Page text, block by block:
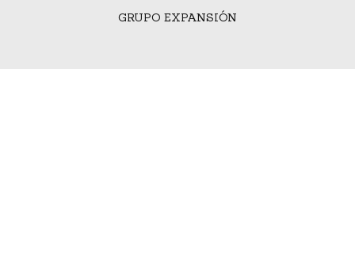
GRUPO EXPANSIÓN